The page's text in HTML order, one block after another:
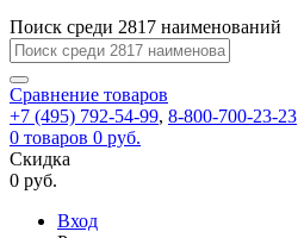
Ок
Запомнить
меня
Забыли
указанный
электронный
перейдя
по
которой
вы
задать
Перейдите
по
для
смены
пароля.
Сменить
Сообщение
пользовательского
Поиск среди 2817 наименований
Сравнение товаров
+7 (495) 792-54-99, 8-800-700-23-23
0 товаров 0 руб.
Скидка
0 руб.
Вход